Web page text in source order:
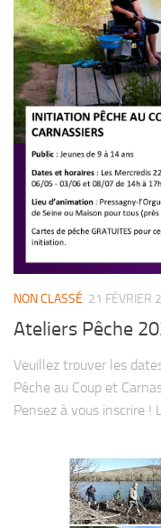
NON CLASSÉ 21 FÉVRIER
Ateliers Pêche
Veuillez trouver les
Pêche au Coup et
Pensez à vous inscrire !